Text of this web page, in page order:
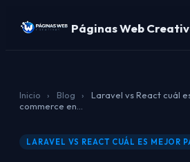
Páginas Web
Inicio › Blog ›
Laravel vs React cuál
commerce en...
LARAVEL VS REACT CUÁL ES MEJOR